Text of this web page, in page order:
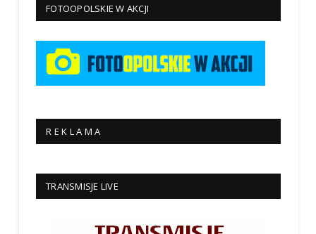
FOTOOPOLSKIE W AKCJI
R E K L A M A
TRANSMISJE LIVE